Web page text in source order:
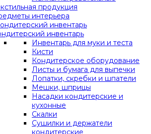
продукция
интерьера
инвентарь
инвентарь
Инвентарь для муки и теста
Кисти
Кондитерское оборудование
Листы и бумага для выпечки
Лопатки, скребки и шпатели
Мешки, шприцы
Насадки кондитерские и
кухонные
Скалки
Сушилки и держатели
кондитерские